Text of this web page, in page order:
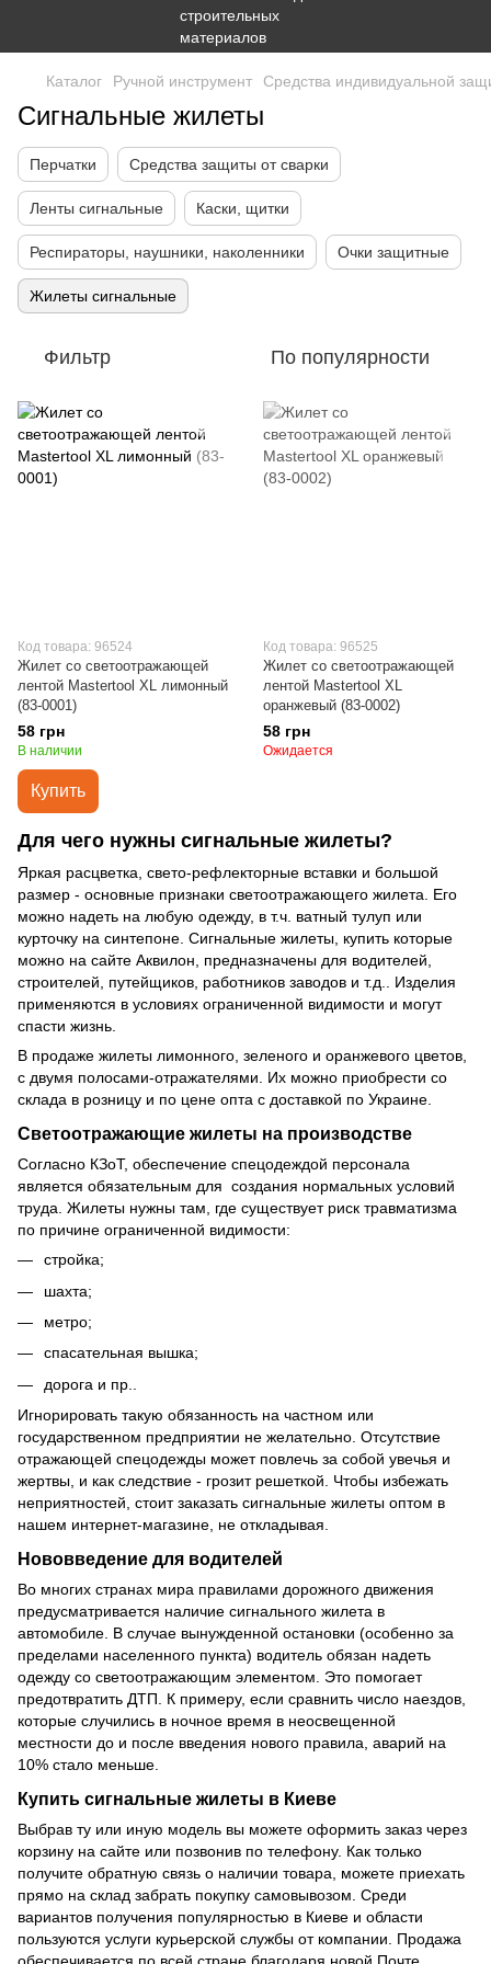
Каталог Ручной инструмент Средства индивидуальной
Сигнальные жилеты
Перчатки Средства защиты от сварки
Ленты сигнальные Каски, щитки
Респираторы, наушники, наколенники Очки защитные
Жилеты сигнальные
Фильтр По популярности
Код товара: 96524
Жилет со светоотражающей
лентой Mastertool XL лимонный
(83-0001)
58 грн
В наличии
Купить
Код товара: 96525
Жилет со светоотражающей
лентой Mastertool XL
оранжевый (83-0002)
58 грн
Ожидается
Для чего нужны сигнальные жилеты?
Яркая расцветка, свето-рефлекторные вставки и большой
размер - основные признаки светоотражающего жилета. Его
можно надеть на любую одежду, в т.ч. ватный тулуп или
курточку на синтепоне. Сигнальные жилеты, купить которые
можно на сайте Аквилон, предназначены для водителей,
строителей, путейщиков, работников заводов и т.д.. Изделия
применяются в условиях ограниченной видимости и могут
спасти жизнь.
В продаже жилеты лимонного, зеленого и оранжевого цветов,
с двумя полосами-отражателями. Их можно приобрести со
склада в розницу и по цене опта с доставкой по Украине.
Светоотражающие жилеты на производстве
Согласно КЗоТ, обеспечение спецодеждой персонала
является обязательным для создания нормальных условий
труда. Жилеты нужны там, где существует риск травматизма
по причине ограниченной видимости:
стройка;
шахта;
метро;
спасательная вышка;
дорога и пр..
Игнорировать такую обязанность на частном или
государственном предприятии не желательно. Отсутствие
отражающей спецодежды может повлечь за собой увечья и
жертвы, и как следствие - грозит решеткой. Чтобы избежать
неприятностей, стоит заказать сигнальные жилеты оптом в
нашем интернет-магазине, не откладывая.
Нововведение для водителей
Во многих странах мира правилами дорожного движения
предусматривается наличие сигнального жилета в
автомобиле. В случае вынужденной остановки (особенно за
пределами населенного пункта) водитель обязан надеть
одежду со светоотражающим элементом. Это помогает
предотвратить ДТП. К примеру, если сравнить число наездов,
которые случились в ночное время в неосвещенной
местности до и после введения нового правила, аварий на
10% стало меньше.
Купить сигнальные жилеты в Киеве
Выбрав ту или иную модель вы можете оформить заказ через
корзину на сайте или позвонив по телефону. Как только
получите обратную связь о наличии товара, можете приехать
прямо на склад забрать покупку самовывозом. Среди
вариантов получения популярностью в Киеве и области
пользуются услуги курьерской службы от компании. Продажа
обеспечивается по всей стране благодаря новой Почте,